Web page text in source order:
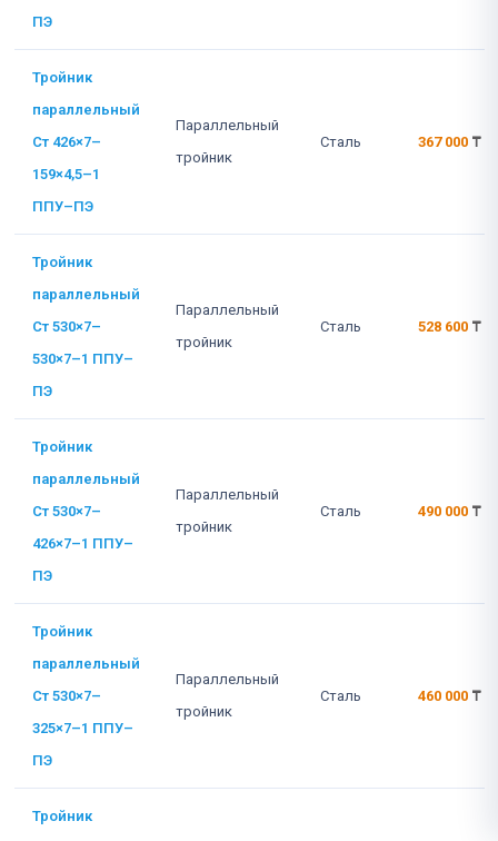
ПЭ
Тройник
параллельный
Ст 426×7–
159×4,5–1
ППУ–ПЭ
Параллельный
тройник
Сталь 367 000 ₸
Тройник
параллельный
Ст 530×7–
530×7–1 ППУ–
ПЭ
Параллельный
тройник
Сталь 528 600 ₸
Тройник
параллельный
Ст 530×7–
426×7–1 ППУ–
ПЭ
Параллельный
тройник
Сталь 490 000 ₸
Тройник
параллельный
Ст 530×7–
325×7–1 ППУ–
ПЭ
Параллельный
тройник
Сталь 460 000 ₸
Тройник